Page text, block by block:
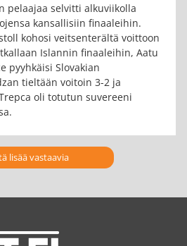
pelaajaa selvitti alkuviikolla
kansallisiin finaaleihin.
kohosi veitsenterältä voittoon
Islannin finaaleihin, Aatu
pyyhkäisi Slovakian
tieltään voitoin 3-2 ja
oli totutun suvereeni
lisää vastaavia